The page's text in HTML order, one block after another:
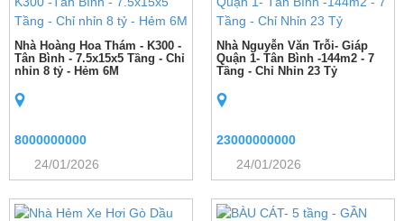
Nhà Hoàng Hoa Thám - K300 -
Tân Bình - 7.5x15x5 Tầng - Chỉ
nhỉn 8 tỷ - Hẻm 6M
8000000000
24/01/2026
Nhà Nguyễn Văn Trỗi- Giáp
Quận 1- Tân Bình -144m2 - 7
Tầng - Chỉ Nhỉn 23 Tỷ
23000000000
24/01/2026